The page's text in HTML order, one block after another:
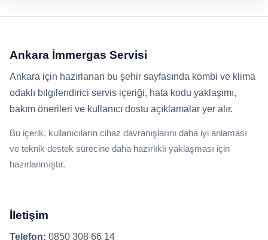
Ankara İmmergas Servisi
Ankara için hazırlanan bu şehir sayfasında kombi ve klima
odaklı bilgilendirici servis içeriği, hata kodu yaklaşımı,
bakım önerileri ve kullanıcı dostu açıklamalar yer alır.
Bu içerik, kullanıcıların cihaz davranışlarını daha iyi anlaması
ve teknik destek sürecine daha hazırlıklı yaklaşması için
hazırlanmıştır.
İletişim
Telefon: 0850 308 66 14